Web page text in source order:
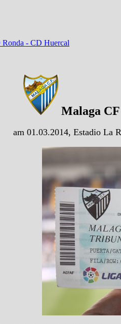
- CD Huercal
Malaga
am 01.03.2014, Estadio La